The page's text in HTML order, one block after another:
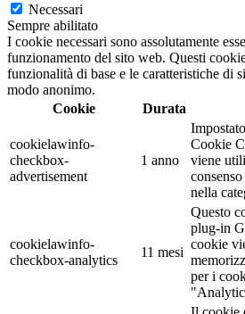
Necessari
Sempre abilitato
I cookie necessari sono assolutamente
funzionamento del sito web. Questi
funzionalità di base e le caratteristiche di
modo anonimo.
Cookie
Durata
cookielawinfo-
checkbox-
advertisement
1 anno
Cookie
viene
nella
cookielawinfo-
checkbox-analytics
11 mesi
Questo
plug-in
cookie
per i